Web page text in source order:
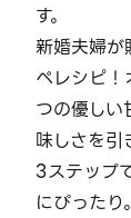
す。
新婚夫婦が
ペレシピ
つの優しい
味しさを引
3ステップ
にぴった